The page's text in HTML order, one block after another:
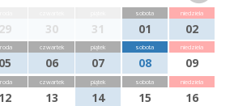
29 30 31
sobota
01
niedziela
02
05
czwartek
06
piątek
07
sobota
08
niedziela
09
12
czwartek
13
piątek
14
sobota
15
niedziela
16